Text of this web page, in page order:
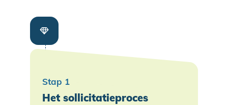
Het sollicitatieproces